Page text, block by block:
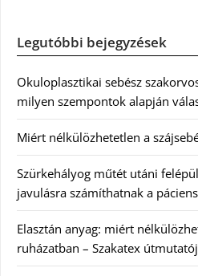
Legutóbbi bejegyzések
Okuloplasztikai sebész
milyen szempontok alapján
Miért nélkülözhetetlen a
Szürkehályog műtét utáni
javulásra számíthatnak a
Elasztán anyag: miért
ruházatban – Szakatex